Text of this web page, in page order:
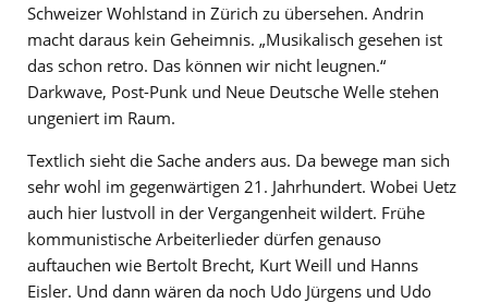
Schweizer Wohlstand in Zürich zu übersehen. Andrin
macht daraus kein Geheimnis. „Musikalisch gesehen ist
das schon retro. Das können wir nicht leugnen.“
Darkwave, Post-Punk und Neue Deutsche Welle stehen
ungeniert im Raum.
Textlich sieht die Sache anders aus. Da bewege man sich
sehr wohl im gegenwärtigen 21. Jahrhundert. Wobei Uetz
auch hier lustvoll in der Vergangenheit wildert. Frühe
kommunistische Arbeiterlieder dürfen genauso
auftauchen wie Bertolt Brecht, Kurt Weill und Hanns
Eisler. Und dann wären da noch Udo Jürgens und Udo